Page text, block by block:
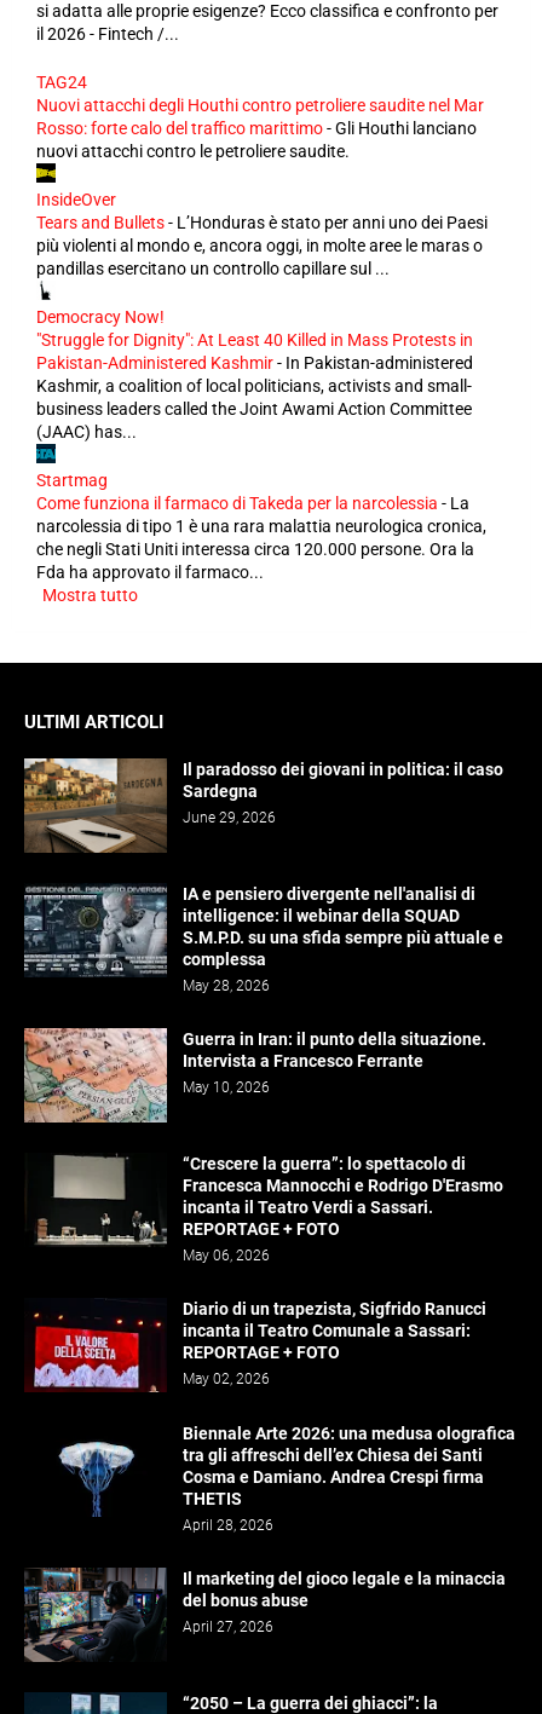
si adatta alle proprie esigenze? Ecco classifica e confronto per
il 2026 - Fintech /...
TAG24
Nuovi attacchi degli Houthi contro petroliere saudite nel Mar
Rosso: forte calo del traffico marittimo-Gli Houthi lanciano
nuovi attacchi contro le petroliere saudite.
InsideOver
Tears and Bullets- L’Honduras è stato per anni uno dei Paesi
più violenti al mondo e, ancora oggi, in molte aree le maras o
pandillas esercitano un controllo capillare sul ...
Democracy Now!
"Struggle for Dignity": At Least 40 Killed in Mass Protests in
Pakistan-Administered Kashmir- In Pakistan-administered
Kashmir, a coalition of local politicians, activists and small-
business leaders called the Joint Awami Action Committee
(JAAC) has...
Startmag
Come funziona il farmaco di Takeda per la narcolessia - La
narcolessia di tipo 1 è una rara malattia neurologica cronica,
che negli Stati Uniti interessa circa 120.000 persone. Ora la
Fda ha approvato il farmaco...
Mostra tutto
ULTIMI ARTICOLI
Il paradosso dei giovani in politica: il caso
Sardegna
June 29, 2026
IA e pensiero divergente nell'analisi di
intelligence: il webinar della SQUAD
S.M.P.D. su una sfida sempre più attuale e
complessa
May 28, 2026
Guerra in Iran: il punto della situazione.
Intervista a Francesco Ferrante
May 10, 2026
“Crescere la guerra”: lo spettacolo di
Francesca Mannocchi e Rodrigo D'Erasmo
incanta il Teatro Verdi a Sassari.
REPORTAGE + FOTO
May 06, 2026
Diario di un trapezista, Sigfrido Ranucci
incanta il Teatro Comunale a Sassari:
REPORTAGE + FOTO
May 02, 2026
Biennale Arte 2026: una medusa olografica
tra gli affreschi dell’ex Chiesa dei Santi
Cosma e Damiano. Andrea Crespi firma
THETIS
April 28, 2026
Il marketing del gioco legale e la minaccia
del bonus abuse
April 27, 2026
“2050 – La guerra dei ghiacci”: la